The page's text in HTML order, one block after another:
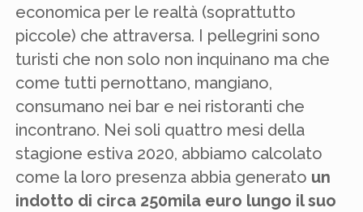
economica per le realtà (soprattutto
piccole) che attraversa. I pellegrini sono
turisti che non solo non inquinano ma che
come tutti pernottano, mangiano,
consumano nei bar e nei ristoranti che
incontrano. Nei soli quattro mesi della
stagione estiva 2020, abbiamo calcolato
come la loro presenza abbia generato un
indotto di circa 250mila euro lungo il suo